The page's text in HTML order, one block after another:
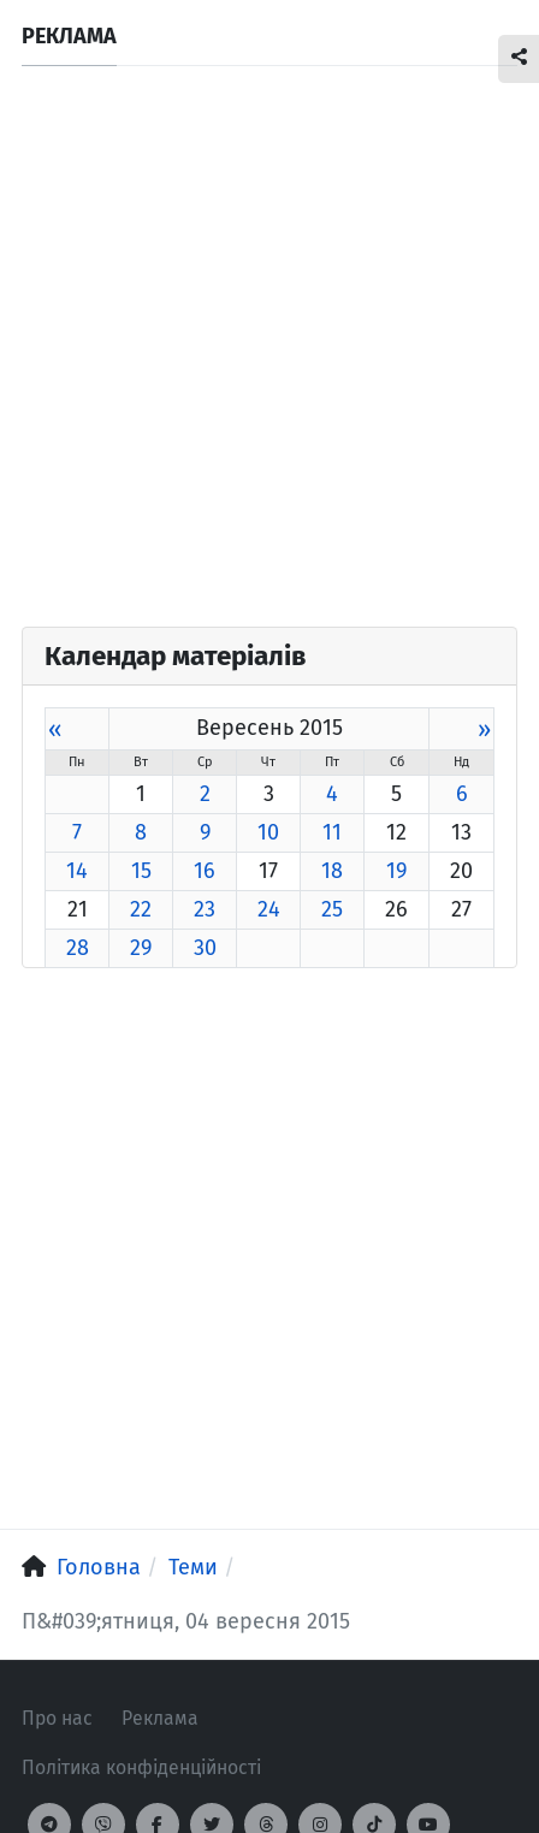
РЕКЛАМА
Календар матеріалів
« Вересень 2015 »
Пн Вт Ср Чт Пт Сб Нд
1 2 3 4 5
6
7
8 9 10 11 12
13
14
15 16 17 18 19
20
21
22 23 24 25 26
27
28
29 30
Головна Теми
П&#039;ятниця, 04 вересня 2015
Про нас Реклама
Політика конфіденційності